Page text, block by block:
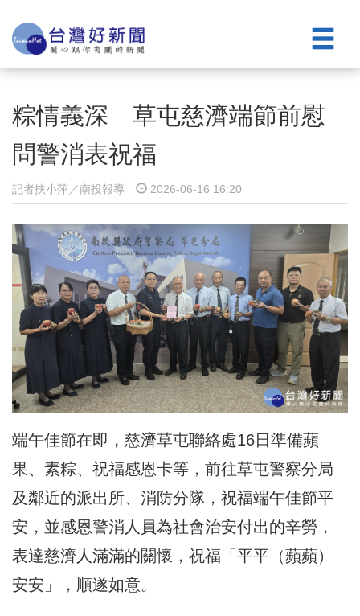
粽情義深 草屯慈濟端節前慰
問警消表祝福
記者扶小萍／南投報導 2026-06-16 16:20
端午佳節在即，慈濟草屯聯絡處16日準備蘋
果、素粽、祝福感恩卡等，前往草屯警察分局
及鄰近的派出所、消防分隊，祝福端午佳節平
安，並感恩警消人員為社會治安付出的辛勞，
表達慈濟人滿滿的關懷，祝福「平平（蘋蘋）
安安」，順遂如意。